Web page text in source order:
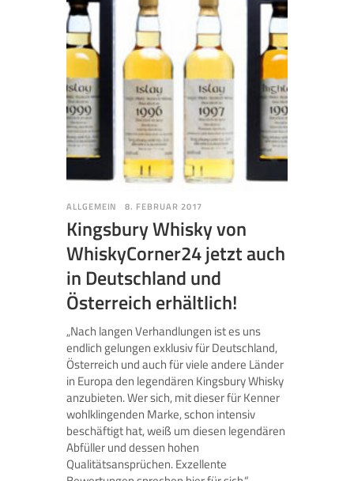
ALLGEMEIN 8. FEBRUAR 2017
Kingsbury Whisky von
WhiskyCorner24 jetzt auch
in Deutschland und
Österreich erhältlich!
„Nach langen Verhandlungen ist es uns
endlich gelungen exklusiv für Deutschland,
Österreich und auch für viele andere Länder
in Europa den legendären Kingsbury Whisky
anzubieten. Wer sich, mit dieser für Kenner
wohlklingenden Marke, schon intensiv
beschäftigt hat, weiß um diesen legendären
Abfüller und dessen hohen
Qualitätsansprüchen. Exzellente